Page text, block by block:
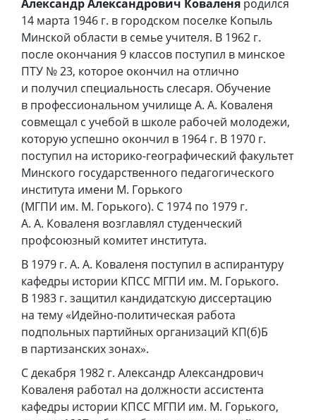
Александр Александрович Коваленя родился
14 марта 1946 г. в городском поселке Копыль
Минской области в семье учителя. В 1962 г.
после окончания 9 классов поступил в минское
ПТУ № 23, которое окончил на отлично
и получил специальность слесаря. Обучение
в профессиональном училище А. А. Коваленя
совмещал с учебой в школе рабочей молодежи,
которую успешно окончил в 1964 г. В 1970 г.
поступил на историко-географический факультет
Минского государственного педагогического
института имени М. Горького
(МГПИ им. М. Горького). С 1974 по 1979 г.
А. А. Коваленя возглавлял студенческий
профсоюзный комитет института.
В 1979 г. А. А. Коваленя поступил в аспирантуру
кафедры истории КПСС МГПИ им. М. Горького.
В 1983 г. защитил кандидатскую диссертацию
на тему «Идейно-политическая работа
подпольных партийных организаций КП(б)Б
в партизанских зонах».
С декабря 1982 г. Александр Александрович
Коваленя работал на должности ассистента
кафедры истории КПСС МГПИ им. М. Горького,